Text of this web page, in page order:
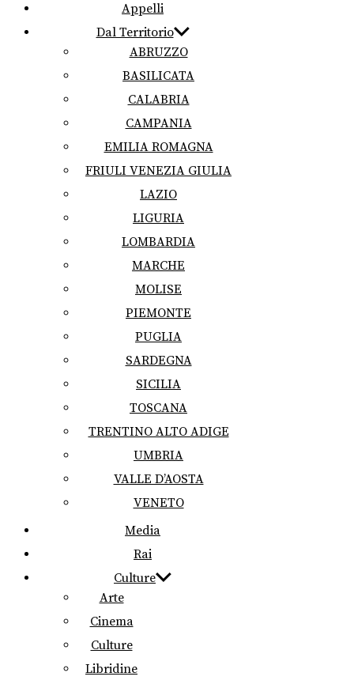
Appelli
Dal Territorio
ABRUZZO
BASILICATA
CALABRIA
CAMPANIA
EMILIA ROMAGNA
FRIULI VENEZIA GIULIA
LAZIO
LIGURIA
LOMBARDIA
MARCHE
MOLISE
PIEMONTE
PUGLIA
SARDEGNA
SICILIA
TOSCANA
TRENTINO ALTO ADIGE
UMBRIA
VALLE D’AOSTA
VENETO
Media
Rai
Culture
Arte
Cinema
Culture
Libridine